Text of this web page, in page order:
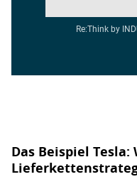
Re:Think by
Das Beispiel Tesla: